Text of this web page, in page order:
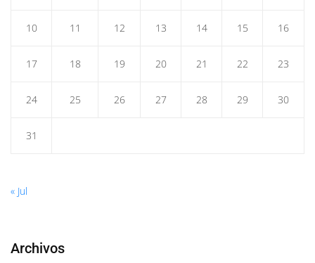
10 11 12 13 14 15 16
17 18 19 20 21 22 23
24 25 26 27 28 29 30
31
« Jul
Archivos